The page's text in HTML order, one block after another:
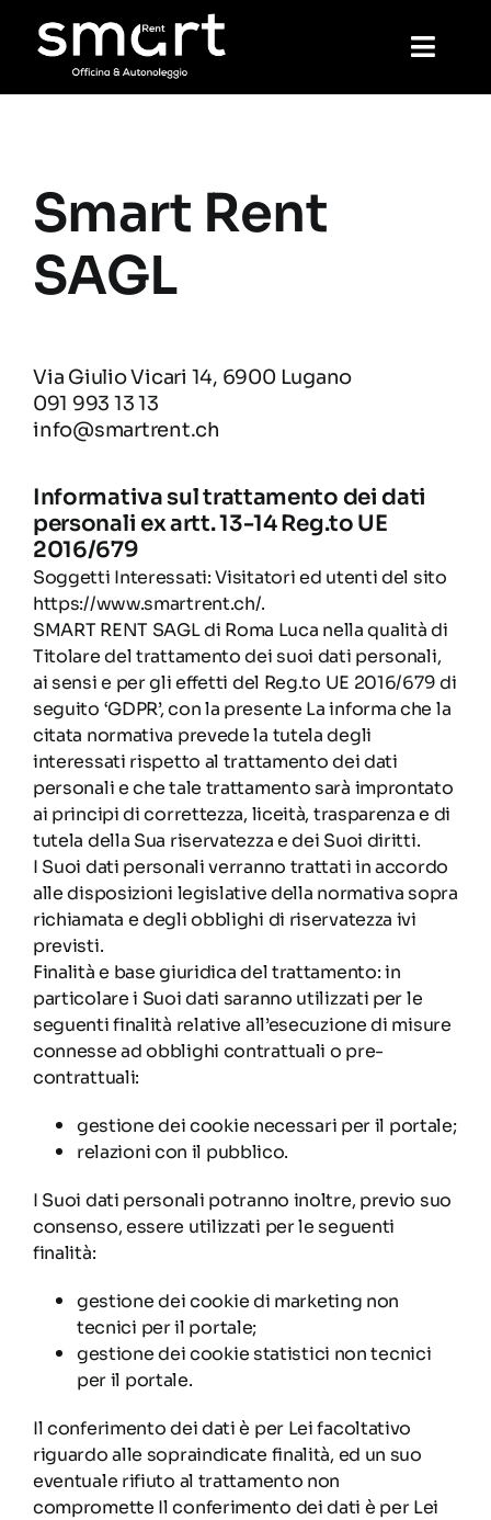
contenuto
Noleggio
Prenotazione
Partners
Contatti
Italiano
Smart Rent
SAGL
Via Giulio Vicari 14, 6900 Lugano
091 993 13 13
info@smartrent.ch
Informativa sul trattamento dei dati
personali ex artt. 13-14 Reg.to UE
2016/679
Soggetti Interessati: Visitatori ed utenti del sito
https://www.smartrent.ch/.
SMART RENT SAGL di Roma Luca nella qualità di
Titolare del trattamento dei suoi dati personali,
ai sensi e per gli effetti del Reg.to UE 2016/679 di
seguito ‘GDPR’, con la presente La informa che la
citata normativa prevede la tutela degli
interessati rispetto al trattamento dei dati
personali e che tale trattamento sarà improntato
ai principi di correttezza, liceità, trasparenza e di
tutela della Sua riservatezza e dei Suoi diritti.
I Suoi dati personali verranno trattati in accordo
alle disposizioni legislative della normativa sopra
richiamata e degli obblighi di riservatezza ivi
previsti.
Finalità e base giuridica del trattamento: in
particolare i Suoi dati saranno utilizzati per le
seguenti finalità relative all’esecuzione di misure
connesse ad obblighi contrattuali o pre-
contrattuali:
gestione dei cookie necessari per il portale;
relazioni con il pubblico.
I Suoi dati personali potranno inoltre, previo suo
consenso, essere utilizzati per le seguenti
finalità:
gestione dei cookie di marketing non
tecnici per il portale;
gestione dei cookie statistici non tecnici
per il portale.
Il conferimento dei dati è per Lei facoltativo
riguardo alle sopraindicate finalità, ed un suo
eventuale rifiuto al trattamento non
compromette Il conferimento dei dati è per Lei